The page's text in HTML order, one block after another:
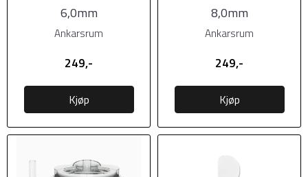
6,0mm
Ankarsrum
249,-
Kjøp
8,0mm
Ankarsrum
249,-
Kjøp